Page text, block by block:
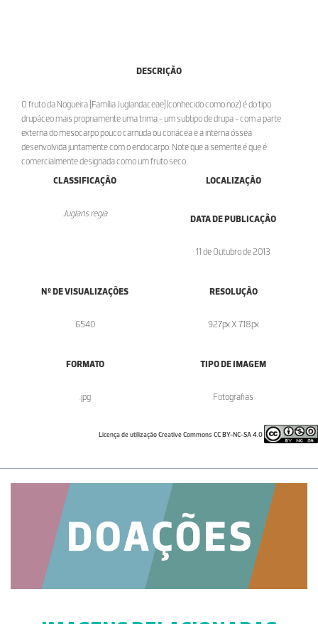
DESCRIÇÃO
O fruto da Nogueira [Família Juglandaceae](conhecido como noz) é do tipo
drupáceo mais propriamente uma trima - um subtipo de drupa - com a parte
externa do mesocarpo pouco carnuda ou coriácea e a interna óssea
desenvolvida juntamente com o endocarpo. Note que a semente é que é
comercialmente designada como um fruto seco.
CLASSIFICAÇÃO
Juglans regia
LOCALIZAÇÃO
DATA DE PUBLICAÇÃO
11 de Outubro de 2013
Nº DE VISUALIZAÇÕES
6540
RESOLUÇÃO
927px X 718px
FORMATO
.jpg
TIPO DE IMAGEM
Fotografias
Licença de utilização Creative Commons CC BY-NC-SA 4.0